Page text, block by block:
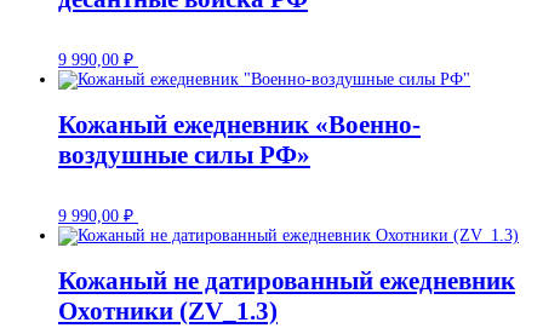
9 990,00 ₽
Кожаный ежедневник «Военно-
воздушные силы РФ»
9 990,00 ₽
Кожаный не датированный ежедневник
Охотники (ZV_1.3)